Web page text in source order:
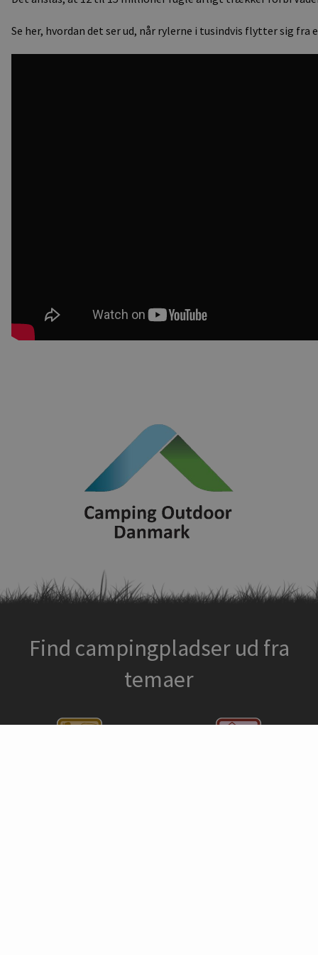
Se her, hvordan det ser ud, når rylerne i tusindvis flytter sig fra
Find campingpladser ud fra
temaer